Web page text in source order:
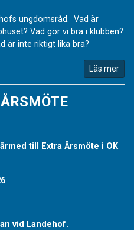
ungdomsråd. Vad är
Vad gör vi bra i klubben?
är inte riktigt lika bra?
Läs mer
till Extra Årsmöte i OK
vid Landehof.